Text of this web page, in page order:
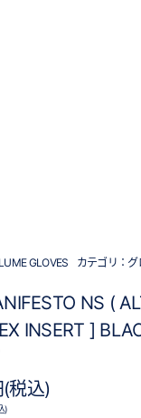
GLOVES カテゴリ： グ
NS (
INSERT ]
税込)
)